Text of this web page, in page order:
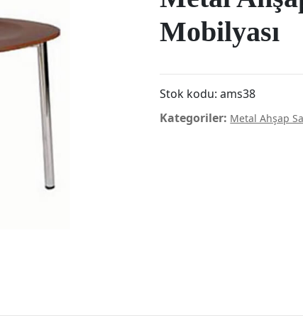
Mobilyası
Stok kodu:ams38
Kategoriler: Metal Ahşap